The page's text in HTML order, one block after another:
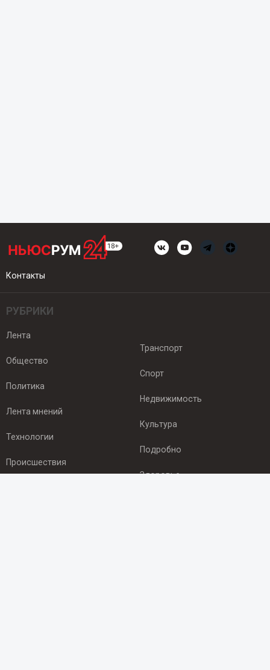
Контакты
РУБРИКИ
Лента
Общество
Политика
Лента мнений
Технологии
Происшествия
Транспорт
Спорт
Недвижимость
Культура
Подробно
Здоровье